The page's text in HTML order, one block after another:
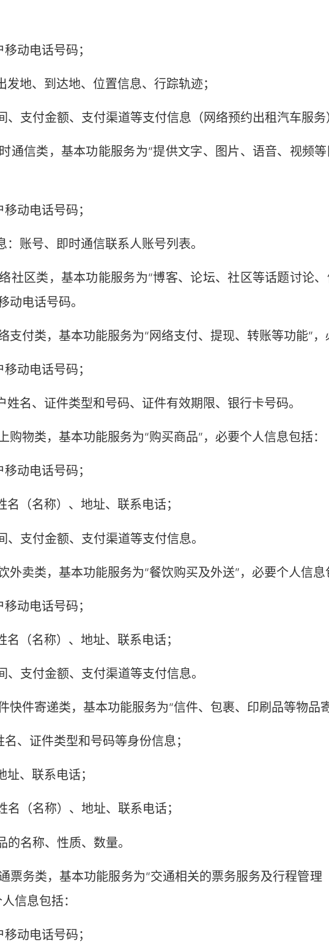
动电话号码；
地、到达地、位置信息、行踪轨迹；
支付金额、支付渠道等支付信息（网络预约出租汽车服务
信类，基本功能服务为“提供文字、图片、语音、视频等
动电话号码；
账号、即时通信联系人账号列表。
区类，基本功能服务为“博客、论坛、社区等话题讨论、
动电话号码。
付类，基本功能服务为“网络支付、提现、转账等功能”，
动电话号码；
名、证件类型和号码、证件有效期限、银行卡号码。
物类，基本功能服务为“购买商品”，必要个人信息包括：
动电话号码；
（名称）、地址、联系电话；
支付金额、支付渠道等支付信息。
卖类，基本功能服务为“餐饮购买及外送”，必要个人信息
动电话号码；
（名称）、地址、联系电话；
支付金额、支付渠道等支付信息。
件寄递类，基本功能服务为“信件、包裹、印刷品等物品寄
、证件类型和号码等身份信息；
、联系电话；
（名称）、地址、联系电话；
名称、性质、数量。
务类，基本功能服务为“交通相关的票务服务及行程管理
信息包括：
动电话号码；